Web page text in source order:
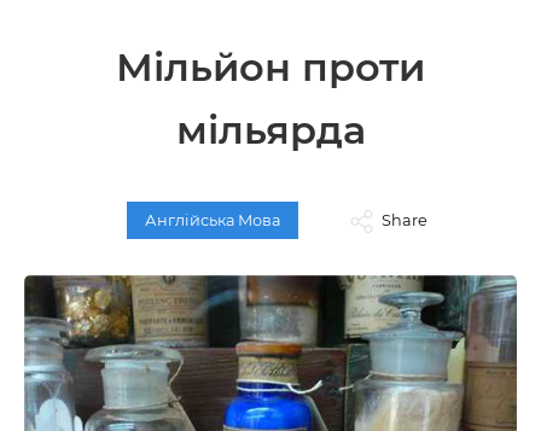
Мільйон проти
мільярда
Англійська Мова Share